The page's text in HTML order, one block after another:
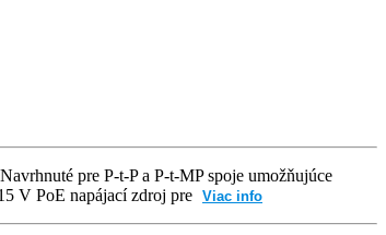
pre P-t-P a P-t-MP spoje umožňujúce
V PoE napájací zdroj pre Viac info